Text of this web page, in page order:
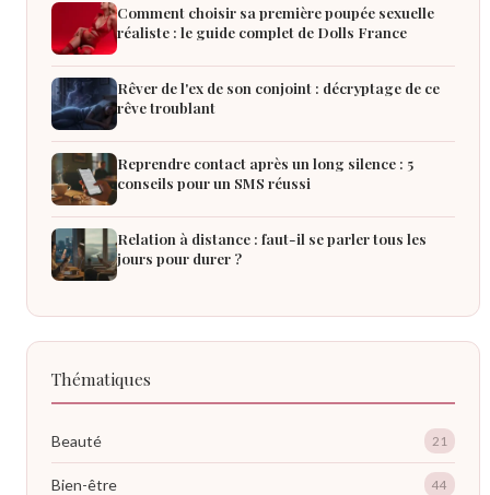
Comment choisir sa première poupée sexuelle
réaliste : le guide complet de Dolls France
Rêver de l'ex de son conjoint : décryptage de ce
rêve troublant
Reprendre contact après un long silence : 5
conseils pour un SMS réussi
Relation à distance : faut-il se parler tous les
jours pour durer ?
Thématiques
Beauté 21
Bien-être 44